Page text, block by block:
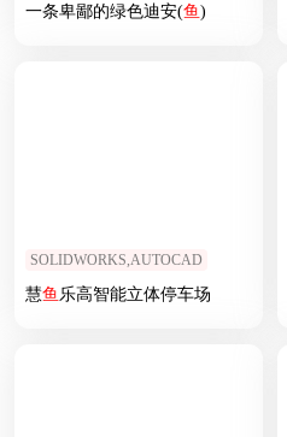
一条卑鄙的绿色迪安(鱼)
SOLIDWORKS,AUTOCAD
慧鱼 乐高智能立体停车场